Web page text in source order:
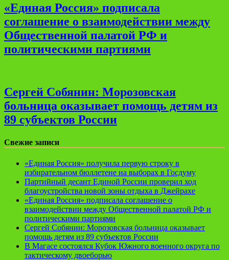
«Единая Россия» подписала
соглашение о взаимодействии между
Общественной палатой РФ и
политическими партиями
Сергей Собянин: Морозовская
больница оказывает помощь детям из
89 субъектов России
Свежие записи
«Единая Россия» получила первую строку в
избирательном бюллетене на выборах в Госдуму
Партийный десант Единой России проверил ход
благоустройства новой зоны отдыха в Джейрахе
«Единая Россия» подписала соглашение о
взаимодействии между Общественной палатой РФ и
политическими партиями
Сергей Собянин: Морозовская больница оказывает
помощь детям из 89 субъектов России
В Магасе состоялся Кубок Южного военного округа по
тактическому двоеборью